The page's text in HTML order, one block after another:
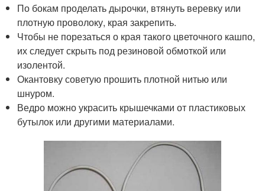
По бокам проделать дырочки, втянуть веревку или
плотную проволоку, края закрепить.
Чтобы не порезаться о края такого цветочного кашпо,
их следует скрыть под резиновой обмоткой или
изолентой.
Окантовку советую прошить плотной нитью или
шнуром.
Ведро можно украсить крышечками от пластиковых
бутылок или другими материалами.